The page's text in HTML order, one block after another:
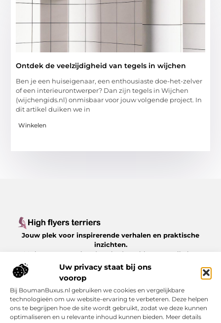
Uw privacy staat bij ons
voorop
Bij BoumanBuxus.nl gebruiken we cookies en vergelijkbare
technologieën om uw website-ervaring te verbeteren. Deze helpen
ons te begrijpen hoe de site wordt gebruikt, zodat we deze kunnen
optimaliseren en u relevante inhoud kunnen bieden. Meer details
Ontdek de veelzijdigheid van tegels in wijchen
Ben je een huiseigenaar, een enthousiaste doe-het-zelver
of een interieurontwerper? Dan zijn tegels in Wijchen
(wijchengids.nl) onmisbaar voor jouw volgende project. In
dit artikel duiken we in
Winkelen
Jouw plek voor inspirerende verhalen en praktische
inzichten.
Verken een gevarieerd aanbod aan blogs en artikelen
over het dagelijks leven, met waardevolle tips en
boeiende perspectieven, allemaal op
Highflyersterriers.nl.
Bericht categorie